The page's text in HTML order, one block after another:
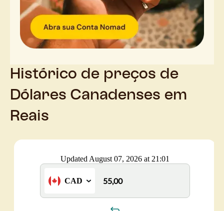
Histórico de preços de
Dólares Canadenses em
Reais